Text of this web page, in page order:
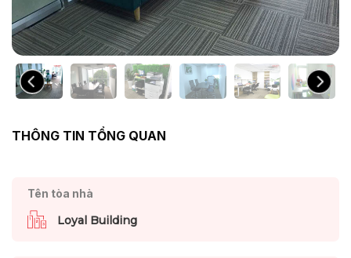
THÔNG TIN TỔNG QUAN
Tên tòa nhà
Loyal Building